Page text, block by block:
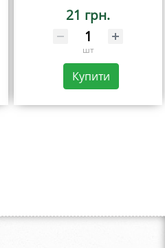
21 грн.
шт
Купити